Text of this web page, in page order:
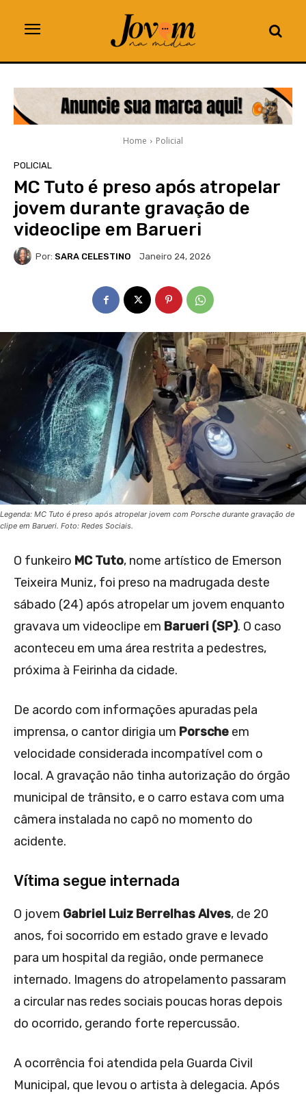
Home Policial
POLICIAL
MC Tuto é preso após atropelar
jovem durante gravação de
videoclipe em Barueri
Por: SARA CELESTINO Janeiro 24, 2026
Legenda: MC Tuto é preso após atropelar jovem com Porsche durante gravação de
clipe em Barueri. Foto: Redes Sociais.
O funkeiro MC Tuto, nome artístico de Emerson
Teixeira Muniz, foi preso na madrugada deste
sábado (24) após atropelar um jovem enquanto
gravava um videoclipe em Barueri (SP). O caso
aconteceu em uma área restrita a pedestres,
próxima à Feirinha da cidade.
De acordo com informações apuradas pela
imprensa, o cantor dirigia um Porsche em
velocidade considerada incompatível com o
local. A gravação não tinha autorização do órgão
municipal de trânsito, e o carro estava com uma
câmera instalada no capô no momento do
acidente.
Vítima segue internada
O jovem Gabriel Luiz Berrelhas Alves, de 20
anos, foi socorrido em estado grave e levado
para um hospital da região, onde permanece
internado. Imagens do atropelamento passaram
a circular nas redes sociais poucas horas depois
do ocorrido, gerando forte repercussão.
A ocorrência foi atendida pela Guarda Civil
Municipal, que levou o artista à delegacia. Após